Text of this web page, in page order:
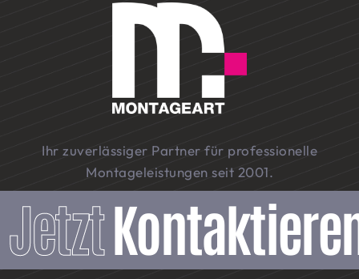
Ihr zuverlässiger Partner für professionelle
Montageleistungen seit 2001.
Jetzt